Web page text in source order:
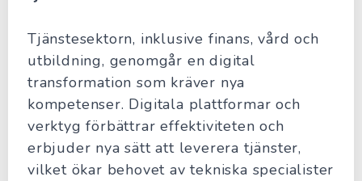
Tjänstesektorn, inklusive finans, vård och
utbildning, genomgår en digital
transformation som kräver nya
kompetenser. Digitala plattformar och
verktyg förbättrar effektiviteten och
erbjuder nya sätt att leverera tjänster,
vilket ökar behovet av tekniska specialister